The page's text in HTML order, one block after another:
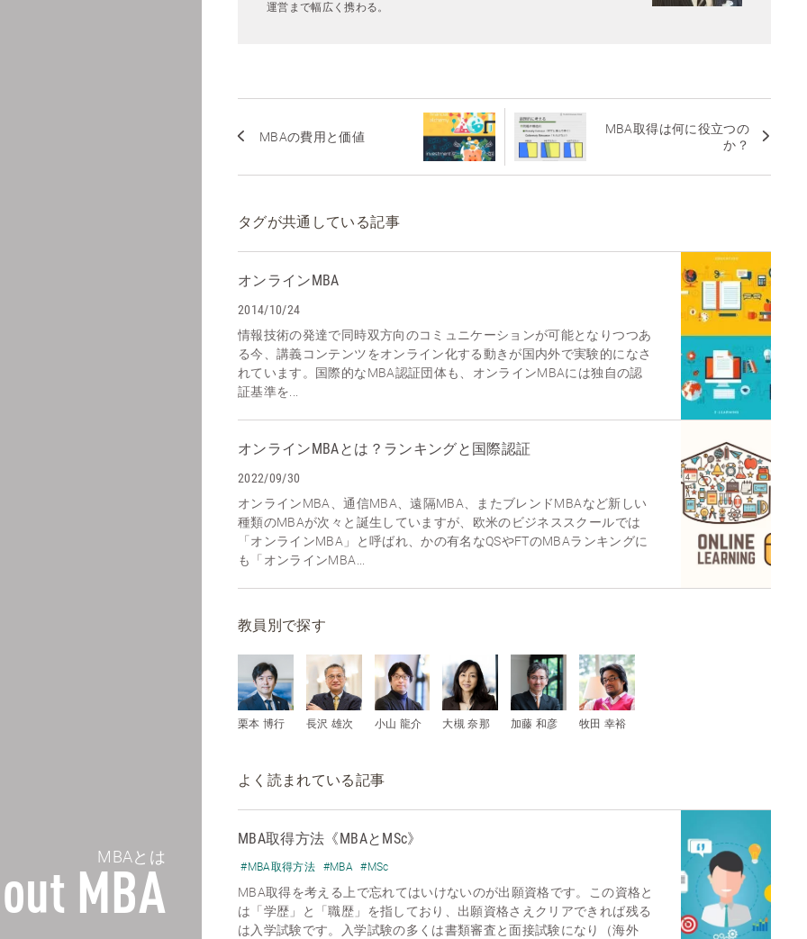
MBAとは
MBA
運営まで幅広く携わる。
MBAの費用と価値
MBA取得は何に役立つの
か？
タグが共通している記事
オンラインMBA
2014/10/24
情報技術の発達で同時双方向のコミュニケーションが可能となりつつあ
る今、講義コンテンツをオンライン化する動きが国内外で実験的になさ
れています。国際的なMBA認証団体も、オンラインMBAには独自の認
証基準を...
オンラインMBAとは？ランキングと国際認証
2022/09/30
オンラインMBA、通信MBA、遠隔MBA、またブレンドMBAなど新しい
種類のMBAが次々と誕生していますが、欧米のビジネススクールでは
「オンラインMBA」と呼ばれ、かの有名なQSやFTのMBAランキングに
も「オンラインMBA...
教員別で探す
栗本 博行 長沢 雄次 小山 龍介 大槻 奈那 加藤 和彦 牧田 幸裕
よく読まれている記事
MBA取得方法《MBAとMSc》
#MBA取得方法 #MBA #MSc
MBA取得を考える上で忘れてはいけないのが出願資格です。この資格と
は「学歴」と「職歴」を指しており、出願資格さえクリアできれば残る
は入学試験です。入学試験の多くは書類審査と面接試験になり（海外